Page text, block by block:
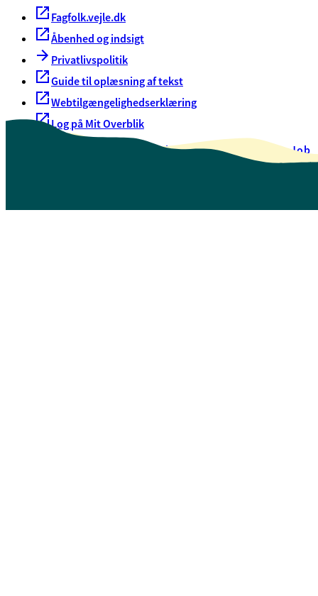
Fagfolk.vejle.dk
Åbenhed og indsigt
Privatlivspolitik
Guide til oplæsning af tekst
Webtilgængelighedserklæring
Log på Mit Overblik
Oversigt over selvbetjeningJob